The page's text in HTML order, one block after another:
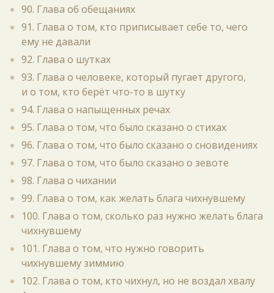
90. Глава об обещаниях
91. Глава о том, кто приписывает себе то, чего
ему не давали
92. Глава о шутках
93. Глава о человеке, который пугает другого,
и о том, кто берёт что-то в шутку
94. Глава о напыщенных речах
95. Глава о том, что было сказано о стихах
96. Глава о том, что было сказано о сновидениях
97. Глава о том, что было сказано о зевоте
98. Глава о чихании
99. Глава о том, как желать блага чихнувшему
100. Глава о том, сколько раз нужно желать блага
чихнувшему
101. Глава о том, что нужно говорить
чихнувшему зиммию
102. Глава о том, кто чихнул, но не воздал хвалу